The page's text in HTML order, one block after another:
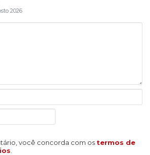
2026
você concorda com os termos de